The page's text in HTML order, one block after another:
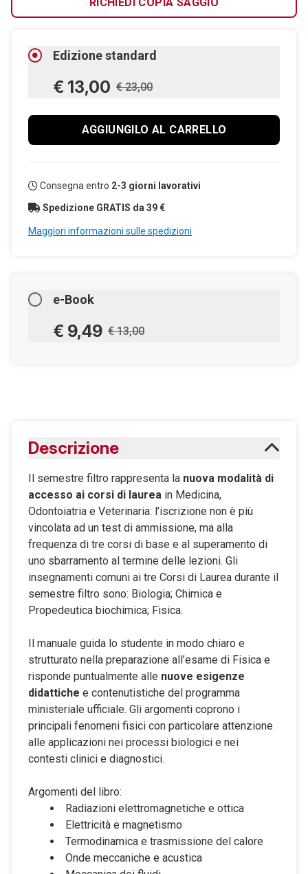
Edizione standard
€ 13,00 € 23,00
AGGIUNGILO AL CARRELLO
Consegna entro 2-3 giorni lavorativi
Spedizione GRATIS da 39 €
Maggiori informazioni sulle spedizioni
e-Book
€ 9,49 € 13,00
Maggiori informazioni sugli eBook
Descrizione
Il semestre filtro rappresenta la nuova modalità di
accesso ai corsi di laurea in Medicina,
Odontoiatria e Veterinaria: l’iscrizione non è più
vincolata ad un test di ammissione, ma alla
frequenza di tre corsi di base e al superamento di
uno sbarramento al termine delle lezioni. Gli
insegnamenti comuni ai tre Corsi di Laurea durante il
semestre filtro sono: Biologia; Chimica e
Propedeutica biochimica; Fisica.
Il manuale guida lo studente in modo chiaro e
strutturato nella preparazione all’esame di Fisica e
risponde puntualmente alle nuove esigenze
didattiche e contenutistiche del programma
ministeriale ufficiale. Gli argomenti coprono i
principali fenomeni fisici con particolare attenzione
alle applicazioni nei processi biologici e nei
contesti clinici e diagnostici.
Argomenti del libro:
Radiazioni elettromagnetiche e ottica
Elettricità e magnetismo
Termodinamica e trasmissione del calore
Onde meccaniche e acustica